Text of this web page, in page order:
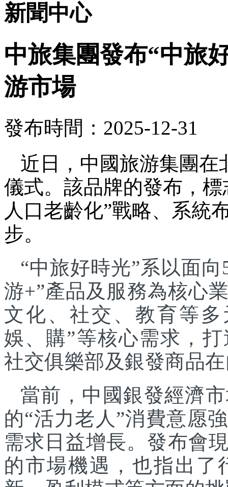
新聞中心
中旅集團發布“中旅
游市場
發布時間：2025-12-31
近日，中國旅游集團在
儀式。該品牌的發布，
人口老齡化”戰略、系統
步。
“中旅好時光”系以面
游+”產品及服務為核心
文化、社交、教育等
娛、購”等核心需求，
社交俱樂部及銀發商品
當前，中國銀發經濟
的“活力老人”消費意愿
需求日益增長。發布會
的市場機遇，也指出了